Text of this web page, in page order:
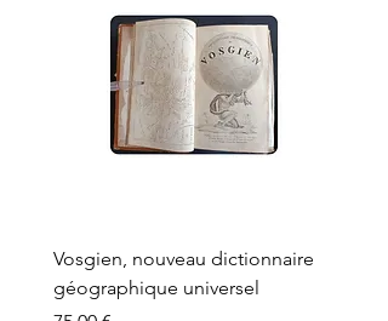
Vosgien, nouveau dictionnaire
géographique universel